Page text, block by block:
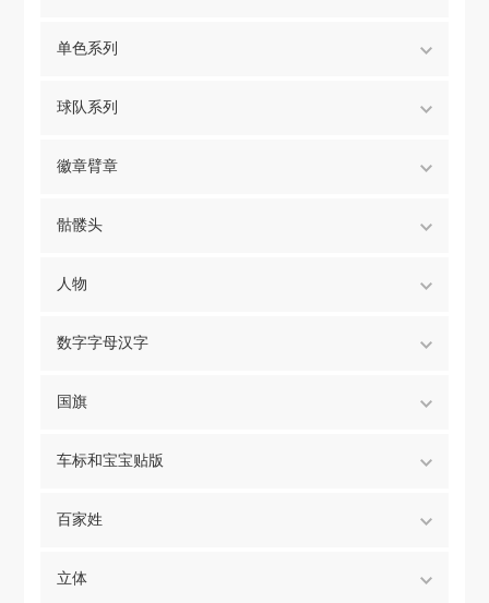
单色系列
球队系列
徽章臂章
骷髅头
人物
数字字母汉字
国旗
车标和宝宝贴版
百家姓
立体